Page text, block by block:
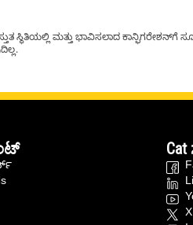
ಸ್ಥಿತಿಯಲ್ಲಿ ಮತ್ತು ಭಾವಿಸಲಾದ ಕಾನ್ಫಿಗರೇಶನ್‌ಗೆ
X